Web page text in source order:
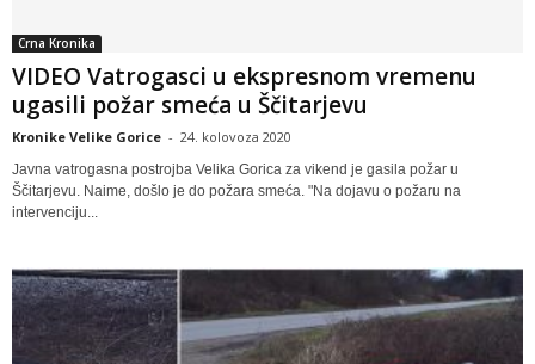
Crna Kronika
VIDEO Vatrogasci u ekspresnom vremenu
ugasili požar smeća u Ščitarjevu
Kronike Velike Gorice - 24. kolovoza 2020
Javna vatrogasna postrojba Velika Gorica za vikend je gasila požar u
Ščitarjevu. Naime, došlo je do požara smeća. "Na dojavu o požaru na
intervenciju...